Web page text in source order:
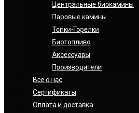
Центральные биокамины
Паровые камины
Топки-Горелки
Биотопливо
Аксессуары
Производители
Все о нас
Сертификаты
Оплата и доставка